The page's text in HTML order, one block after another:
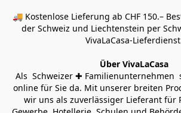
🚚 Kostenlose Lieferung ab CHF 150.–
der Schweiz und Liechtenstein per
VivaLaCasa-
Über VivaLaCasa
Als  Schweizer ✚ Familienunternehmen
online für Sie da. Mit unserer breiten
wir uns als zuverlässiger Lieferant für